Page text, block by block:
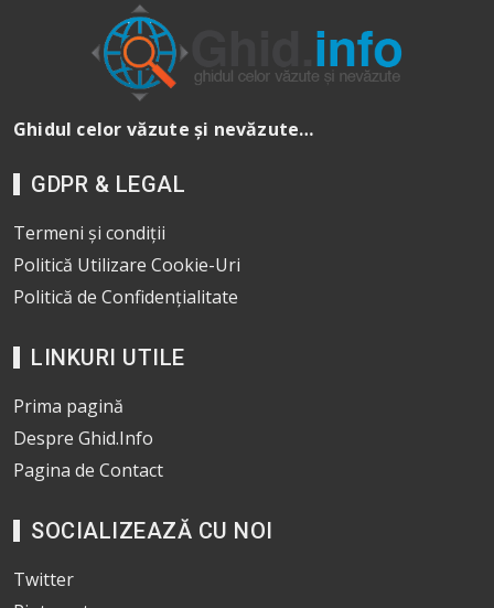
Ghidul celor văzute și nevăzute…
GDPR & LEGAL
Termeni și condiții
Politică Utilizare Cookie-Uri
Politică de Confidențialitate
LINKURI UTILE
Prima pagină
Despre Ghid.Info
Pagina de Contact
SOCIALIZEAZĂ CU NOI
Twitter